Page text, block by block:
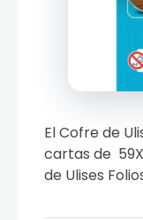
El Cofre de
cartas de
de Ulises